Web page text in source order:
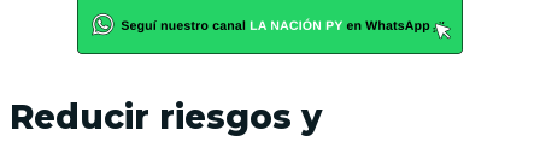
Reducir riesgos y